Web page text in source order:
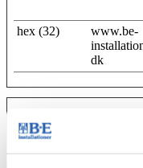
hex (32)
www.be-
dk
Præferencer (1)
Præference cookies gør